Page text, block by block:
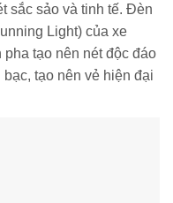
sắc sảo và tinh tế. Đèn
Light) của xe
tạo nên nét độc đáo
tạo nên vẻ hiện đại